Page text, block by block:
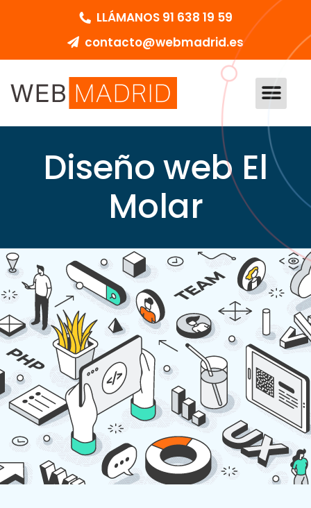
LLÁMANOS 91 638 19 59
contacto@webmadrid.es
Diseño web El
Molar